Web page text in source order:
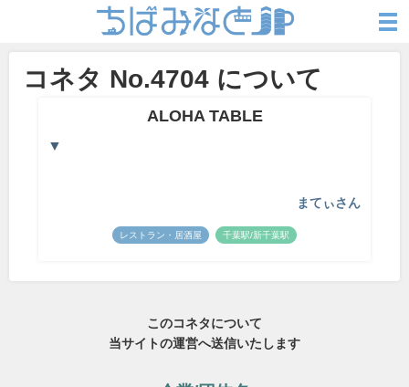
コネタ No.4704 について
ALOHA TABLE
▼
まてぃさん
レストラン・居酒屋 千葉駅/新千葉駅
このコネタについて
当サイトの運営へ送信いたします